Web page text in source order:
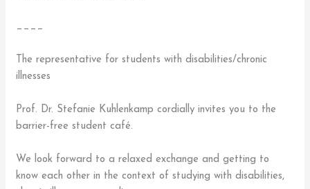
____
The representative for students with disabilities/chronic
illnesses
Prof. Dr. Stefanie Kuhlenkamp cordially invites you to the
barrier-free student café.
We look forward to a relaxed exchange and getting to
know each other in the context of studying with disabilities,